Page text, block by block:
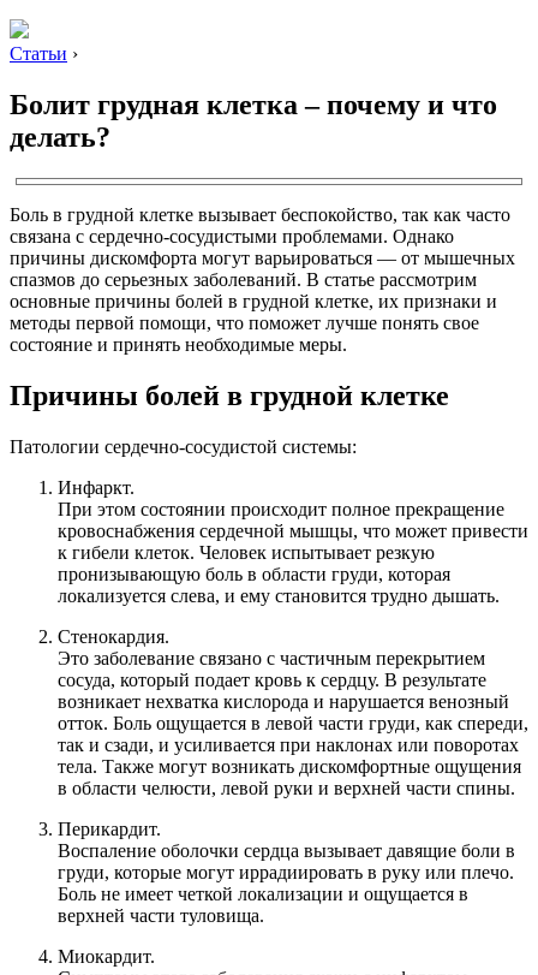
Статьи ›
Болит грудная клетка – почему и что
делать?
Боль в грудной клетке вызывает беспокойство, так как часто
связана с сердечно-сосудистыми проблемами. Однако
причины дискомфорта могут варьироваться — от мышечных
спазмов до серьезных заболеваний. В статье рассмотрим
основные причины болей в грудной клетке, их признаки и
методы первой помощи, что поможет лучше понять свое
состояние и принять необходимые меры.
Причины болей в грудной клетке
Патологии сердечно-сосудистой системы:
Инфаркт.
При этом состоянии происходит полное прекращение
кровоснабжения сердечной мышцы, что может привести
к гибели клеток. Человек испытывает резкую
пронизывающую боль в области груди, которая
локализуется слева, и ему становится трудно дышать.
Стенокардия.
Это заболевание связано с частичным перекрытием
сосуда, который подает кровь к сердцу. В результате
возникает нехватка кислорода и нарушается венозный
отток. Боль ощущается в левой части груди, как спереди,
так и сзади, и усиливается при наклонах или поворотах
тела. Также могут возникать дискомфортные ощущения
в области челюсти, левой руки и верхней части спины.
Перикардит.
Воспаление оболочки сердца вызывает давящие боли в
груди, которые могут иррадиировать в руку или плечо.
Боль не имеет четкой локализации и ощущается в
верхней части туловища.
Миокардит.